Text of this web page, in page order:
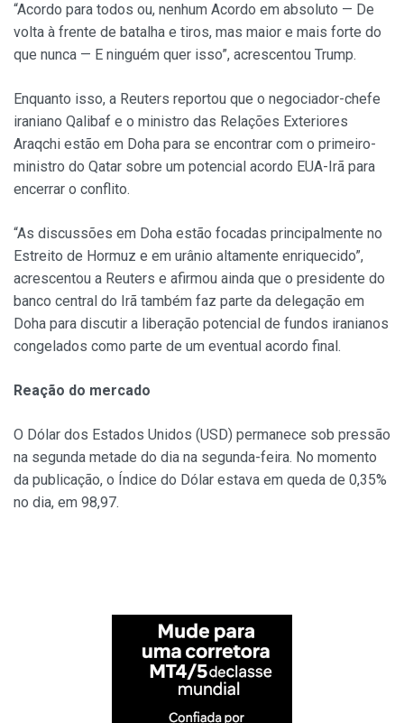
“Acordo para todos ou, nenhum Acordo em absoluto — De
volta à frente de batalha e tiros, mas maior e mais forte do
que nunca — E ninguém quer isso”, acrescentou Trump.
Enquanto isso, a Reuters reportou que o negociador-chefe
iraniano Qalibaf e o ministro das Relações Exteriores
Araqchi estão em Doha para se encontrar com o primeiro-
ministro do Qatar sobre um potencial acordo EUA-Irã para
encerrar o conflito.
“As discussões em Doha estão focadas principalmente no
Estreito de Hormuz e em urânio altamente enriquecido”,
acrescentou a Reuters e afirmou ainda que o presidente do
banco central do Irã também faz parte da delegação em
Doha para discutir a liberação potencial de fundos iranianos
congelados como parte de um eventual acordo final.
Reação do mercado
O Dólar dos Estados Unidos (USD) permanece sob pressão
na segunda metade do dia na segunda-feira. No momento
da publicação, o Índice do Dólar estava em queda de 0,35%
no dia, em 98,97.